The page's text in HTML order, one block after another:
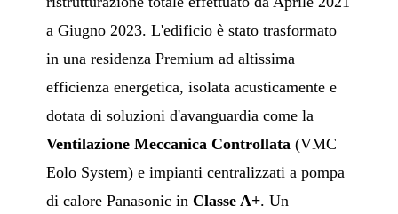
a Giugno 2023. L'edificio è stato trasformato
in una residenza Premium ad altissima
efficienza energetica, isolata acusticamente e
dotata di soluzioni d'avanguardia come la
Ventilazione Meccanica Controllata (VMC
Eolo System) e impianti centralizzati a pompa
di calore Panasonic inClasse A+. Un